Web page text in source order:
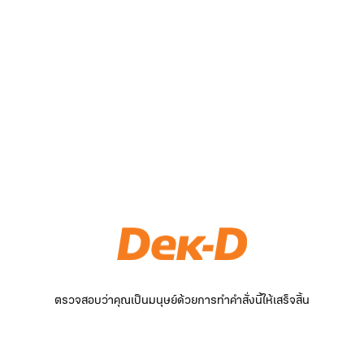
ตรวจสอบว่าคุณเป็นมนุษย์ด้วยการทำคำสั่งนี้ให้เสร็จสิ้น